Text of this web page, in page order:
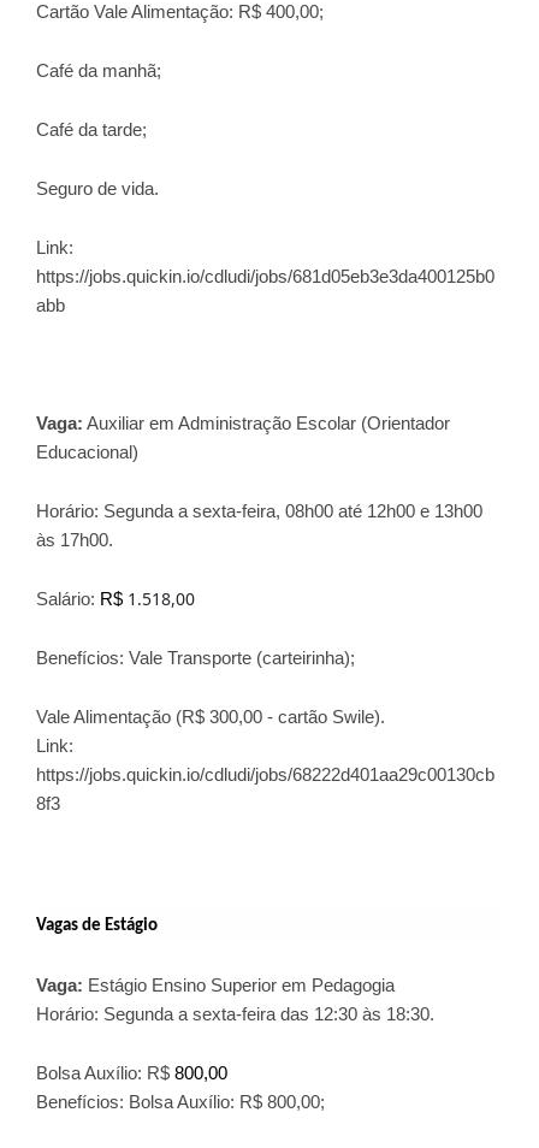
Cartão Vale Alimentação: R$ 400,00;
Café da manhã;
Café da tarde;
Seguro de vida.
Link:
https://jobs.quickin.io/cdludi/jobs/681d05eb3e3da400125b0
abb
Vaga: Auxiliar em Administração Escolar (Orientador
Educacional)
Horário: Segunda a sexta-feira, 08h00 até 12h00 e 13h00
às 17h00.
Salário: R$ 1.518,00
Benefícios: Vale Transporte (carteirinha);
Vale Alimentação (R$ 300,00 - cartão Swile).
Link:
https://jobs.quickin.io/cdludi/jobs/68222d401aa29c00130cb
8f3
Vagas de Estágio
Vaga: Estágio Ensino Superior em Pedagogia
Horário: Segunda a sexta-feira das 12:30 às 18:30.
Bolsa Auxílio: R$ 800,00
Benefícios: Bolsa Auxílio: R$ 800,00;